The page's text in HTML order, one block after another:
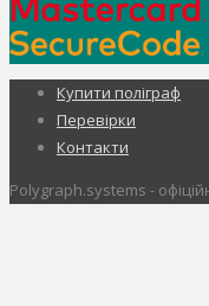
Купити поліграф
Перевірки
Контакти
Polygraph.systems -